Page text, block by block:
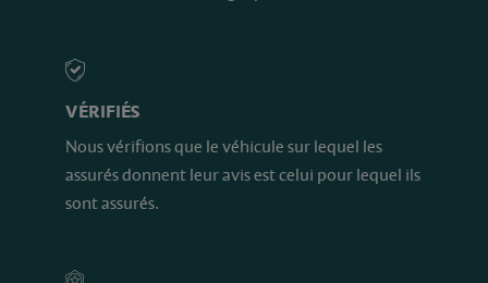
VÉRIFIÉS
Nous vérifions que le véhicule sur lequel les
assurés donnent leur avis est celui pour lequel ils
sont assurés.